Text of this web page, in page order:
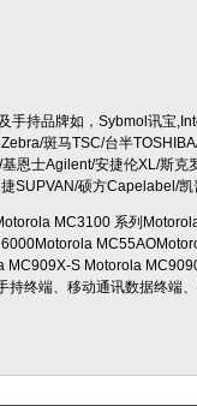
手持品牌如，Sybmol讯宝
斑马TSC/台半
恩士Agilent/安捷伦XL/斯
硕方Capelabel/凯
MC3100 系列
S Motorola
终端、移动通讯数据终端